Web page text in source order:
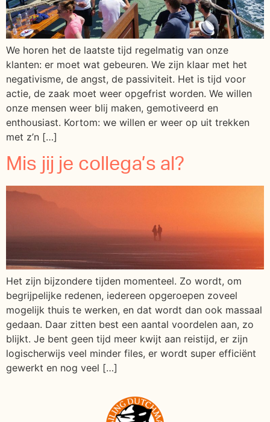
We horen het de laatste tijd regelmatig van onze
klanten: er moet wat gebeuren. We zijn klaar met het
negativisme, de angst, de passiviteit. Het is tijd voor
actie, de zaak moet weer opgefrist worden. We willen
onze mensen weer blij maken, gemotiveerd en
enthousiast. Kortom: we willen er weer op uit trekken
met z’n […]
Mis jij je collega’s al?
Het zijn bijzondere tijden momenteel. Zo wordt, om
begrijpelijke redenen, iedereen opgeroepen zoveel
mogelijk thuis te werken, en dat wordt dan ook massaal
gedaan. Daar zitten best een aantal voordelen aan, zo
blijkt. Je bent geen tijd meer kwijt aan reistijd, er zijn
logischerwijs veel minder files, er wordt super efficiënt
gewerkt en nog veel […]